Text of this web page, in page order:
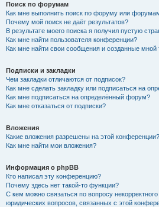
Поиск по форумам
Как мне выполнить поиск по форуму или
Почему мой поиск не даёт результатов?
В результате моего поиска я получил пустую
Как мне найти пользователя конференции?
Как мне найти свои сообщения и созданные
Подписки и закладки
Чем закладки отличаются от подписок?
Как мне сделать закладку или подписаться на
Как мне подписаться на определённый форум?
Как мне отказаться от подписки?
Вложения
Какие вложения разрешены на этой конференции?
Как мне найти мои вложения?
Информация о phpBB
Кто написал эту конференцию?
Почему здесь нет такой-то функции?
С кем можно связаться по вопросу
юридических вопросов, связанных с этой